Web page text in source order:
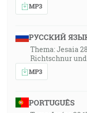
MP3
РУССКИЙ
Thema: Jesaia
Richtschnur
MP3
PORTUGUÊS